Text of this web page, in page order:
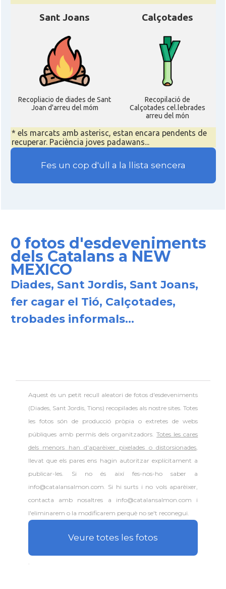
Consolat Consolat general a Chicago
Consolat Consolat general a Houston
Consolat Consolat general a Los Angeles
Consolat Consolat general a Miami
Consolat Consolat general a New York City
Consolat Consolat general a San Francisco
* + ambaixades i consolats
Sant Joans
Recopliacio de diades de Sant
Joan d'arreu del móm
Calçotades
Recopilació de
Calçotades cel.lebrades
arreu del món
* els marcats amb asterisc, estan encara pendents de
recuperar. Paciència joves padawans...
Fes un cop d'ull a la llista sencera
0 fotos d'esdeveniments
dels Catalans a NEW
MEXICO
Diades, Sant Jordis, Sant Joans,
fer cagar el Tió, Calçotades,
trobades informals...
Aquest és un petit recull aleatori defotos d'esdeveniments
(Diades, Sant Jordis, Tions) recopilades als nostre sites. Totes
les fotos són de producció pròpia o extretes de webs
públiques amb permís dels organitzadors.Totes les cares
dels menors han d'aparèixer pixelades o distorsionades,
llevat que els pares ens hagin autoritzar explícitament a
publicar-les. Si no és així fes-nos-ho saber a
info@catalansalmon.com. Si hi surts i no vols aparèixer,
contacta amb nosaltres a info@catalansalmon.com i
l'eliminarem o la modificarem perquè no se't reconegui.
Veure totes les fotos